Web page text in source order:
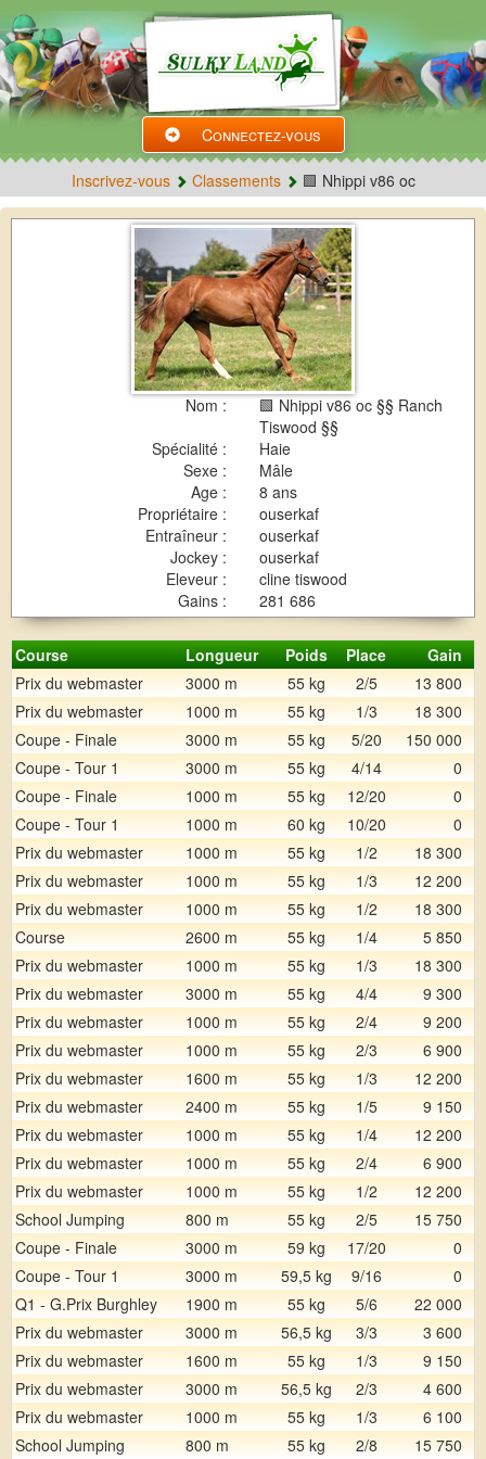
Connectez-vous
Inscrivez-vous Classements 🟩 Nhippi v86 oc
Nom :
🟩 Nhippi v86 oc §§ Ranch
Tiswood §§
Spécialité :
Haie
Sexe :
Mâle
Age :
8 ans
Propriétaire :
ouserkaf
Entraîneur :
ouserkaf
Jockey :
ouserkaf
Eleveur :
cline tiswood
Gains :
281 686
Course Longueur Poids Place
Gain
Prix du webmaster
3000 m 55 kg 2/5 13 800
Prix du webmaster
1000 m 55 kg 1/3 18 300
Coupe - Finale
3000 m 55 kg 5/20 150 000
Coupe - Tour 1
3000 m 55 kg 4/14 0
Coupe - Finale
1000 m 55 kg 12/20 0
Coupe - Tour 1
1000 m 60 kg 10/20 0
Prix du webmaster
1000 m 55 kg 1/2 18 300
Prix du webmaster
1000 m 55 kg 1/3 12 200
Prix du webmaster
1000 m 55 kg 1/2 18 300
Course
2600 m 55 kg 1/4 5 850
Prix du webmaster
1000 m 55 kg 1/3 18 300
Prix du webmaster
3000 m 55 kg 4/4
9 300
Prix du webmaster
1000 m 55 kg 2/4 9 200
Prix du webmaster
1000 m 55 kg 2/3 6 900
Prix du webmaster
1600 m 55 kg 1/3 12 200
Prix du webmaster
2400 m 55 kg 1/5 9 150
Prix du webmaster
1000 m 55 kg 1/4 12 200
Prix du webmaster
1000 m 55 kg 2/4 6 900
Prix du webmaster
1000 m 55 kg 1/2 12 200
School Jumping
800 m 55 kg 2/5 15 750
Coupe - Finale
3000 m 59 kg 17/20 0
Coupe - Tour 1
3000 m 59,5 kg 9/16 0
Q1 - G.Prix Burghley
1900 m 55 kg 5/6 22 000
Prix du webmaster
3000 m 56,5 kg 3/3 3 600
Prix du webmaster
1600 m 55 kg 1/3 9 150
Prix du webmaster
3000 m 56,5 kg 2/3 4 600
Prix du webmaster
1000 m 55 kg 1/3 6 100
School Jumping
800 m 55 kg 2/8 15 750